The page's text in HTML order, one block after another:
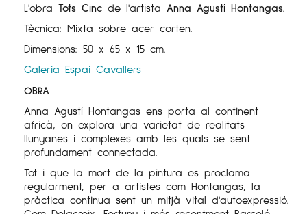
L'obra Tots Cinc de l'artista Anna Agustí Hontangas.
Tècnica: Mixta sobre acer corten.
Dimensions: 50 x 65 x 15 cm.
Galeria Espai Cavallers
OBRA
Anna Agustí Hontangas ens porta al continent
africà, on explora una varietat de realitats
llunyanes i complexes amb les quals se sent
profundament connectada.
Tot i que la mort de la pintura es proclama
regularment, per a artistes com Hontangas, la
pràctica continua sent un mitjà vital d'autoexpressió.